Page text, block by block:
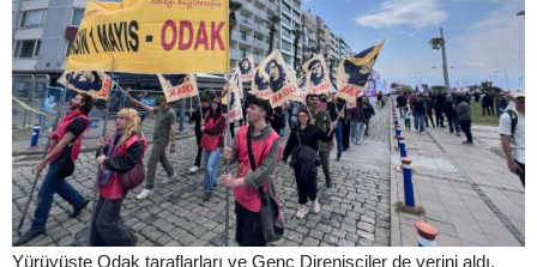
Yürüyüşte Odak taraflarları ve Genç Direnişçiler de yerini aldı.